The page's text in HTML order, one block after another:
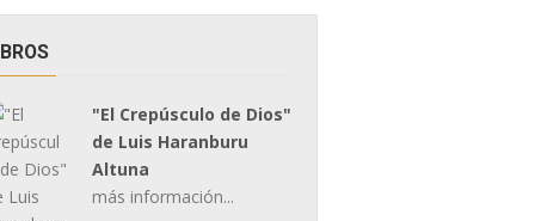
"El Crepúsculo de Dios"
de Luis Haranburu
Altuna
más información...